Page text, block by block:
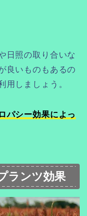
日照の取り合いな
良いものもあるの
用しましょう。
パシー効果によっ
ランツ効果